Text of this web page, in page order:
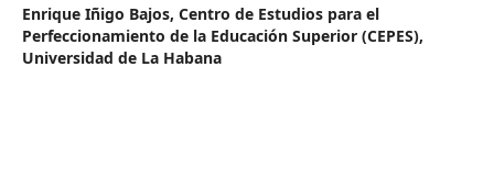
Enrique Iñigo Bajos, Centro de Estudios para el
Perfeccionamiento de la Educación Superior (CEPES),
Universidad de La Habana